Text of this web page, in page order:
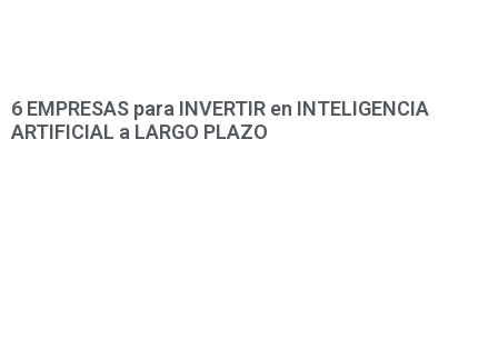
6 EMPRESAS para INVERTIR en INTELIGENCIA
ARTIFICIAL a LARGO PLAZO